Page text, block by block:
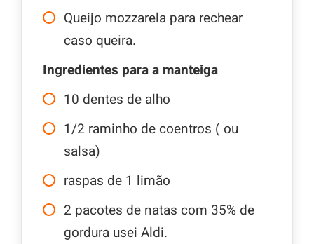
Queijo mozzarela para rechear
caso queira.
Ingredientes para a manteiga
10 dentes de alho
1/2 raminho de coentros ( ou
salsa)
raspas de 1 limão
2 pacotes de natas com 35% de
gordura usei Aldi.